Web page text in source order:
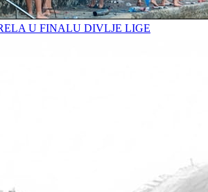
U FINALU DIVLJE LIGE